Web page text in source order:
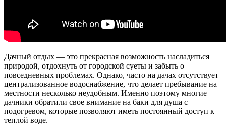
Дачный отдых — это прекрасная возможность насладиться
природой, отдохнуть от городской суеты и забыть о
повседневных проблемах. Однако, часто на дачах отсутствует
централизованное водоснабжение, что делает пребывание на
местности несколько неудобным. Именно поэтому многие
дачники обратили свое внимание на баки для душа с
подогревом, которые позволяют иметь постоянный доступ к
теплой воде.